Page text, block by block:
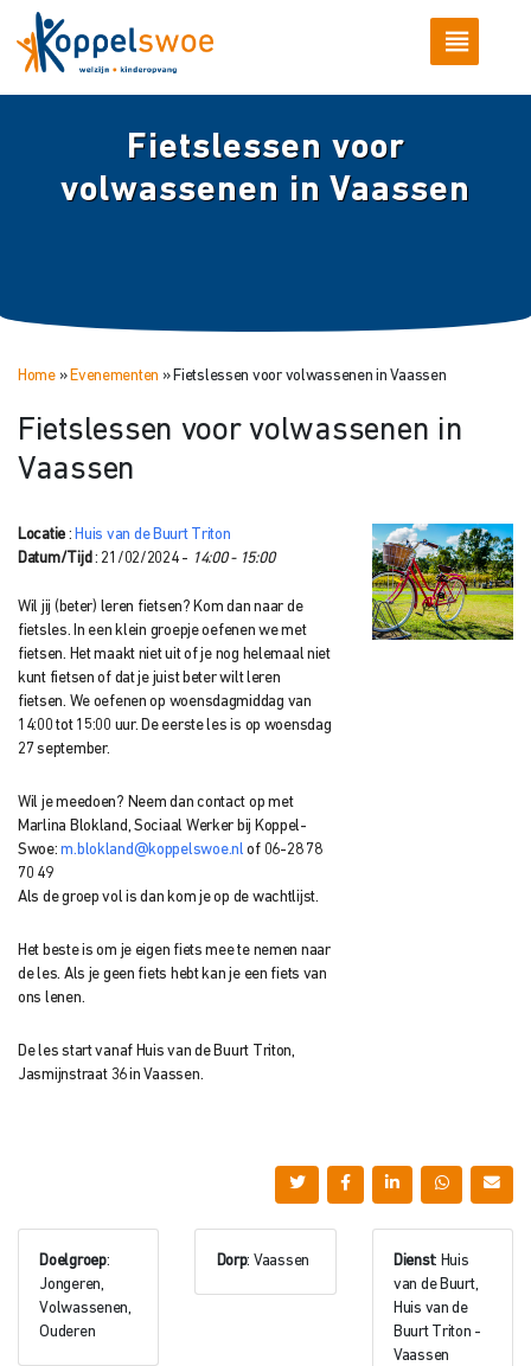
Fietslessen voor
volwassenen in Vaassen
Home» Evenementen » Fietslessen voor volwassenen in Vaassen
Fietslessen voor volwassenen in
Vaassen
Locatie : Huis van de Buurt Triton
Datum/Tijd : 21/02/2024 - 14:00 - 15:00
Wil jij (beter) leren fietsen? Kom dan naar de
fietsles. In een klein groepje oefenen we met
fietsen. Het maakt niet uit of je nog helemaal niet
kunt fietsen of dat je juist beter wilt leren
fietsen. We oefenen op woensdagmiddag van
14:00 tot 15:00 uur. De eerste les is op woensdag
27 september.
Wil je meedoen? Neem dan contact op met
Marlina Blokland, Sociaal Werker bij Koppel-
Swoe:m.blokland@koppelswoe.nl of 06-28 78
70 49
Als de groep vol is dan kom je op de wachtlijst.
Het beste is om je eigen fiets mee te nemen naar
de les. Als je geen fiets hebt kan je een fiets van
ons lenen.
De les start vanaf Huis van de Buurt Triton,
Jasmijnstraat 36 in Vaassen.
Doelgroep:
Jongeren,
Volwassenen,
Ouderen
Dorp: Vaassen Dienst: Huis
van de Buurt,
Huis van de
Buurt Triton -
Vaassen